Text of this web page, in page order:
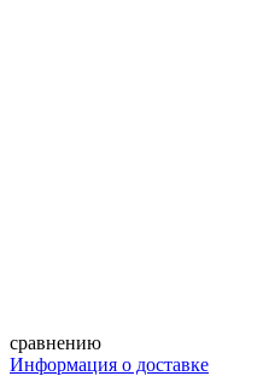
сравнению
Информация о доставке